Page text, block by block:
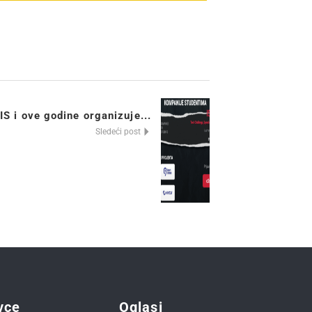
i ove godine organizuje...
Sledeći post
Oglasi